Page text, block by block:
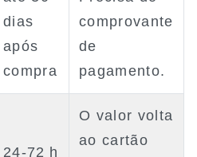
dias
após
compra
comprovante
de
pagamento.
24‑72 h
O valor volta
ao cartão